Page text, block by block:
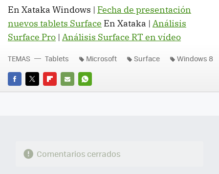
En Xataka Windows | Fecha de presentación
nuevos tablets Surface En Xataka | Análisis
Surface Pro | Análisis Surface RT en vídeo
FACEBOOK
TWITTERFLIPBOARD
E-
WHATSAPP
TEMAS Tablets Microsoft Surface Windows 8
Comentarios cerrados